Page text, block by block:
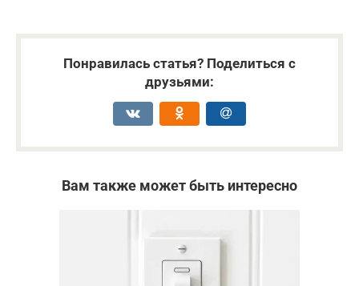
Понравилась статья? Поделиться с
друзьями:
Вам также может быть интересно